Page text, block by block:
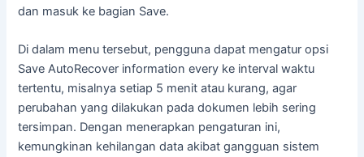
dan masuk ke bagian Save.
Di dalam menu tersebut, pengguna dapat mengatur opsi
Save AutoRecover information every ke interval waktu
tertentu, misalnya setiap 5 menit atau kurang, agar
perubahan yang dilakukan pada dokumen lebih sering
tersimpan. Dengan menerapkan pengaturan ini,
kemungkinan kehilangan data akibat gangguan sistem